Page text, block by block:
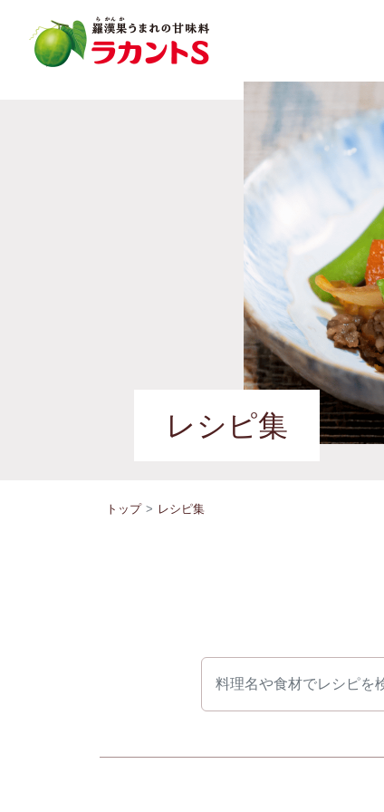
レシピ集
トップ レシピ集